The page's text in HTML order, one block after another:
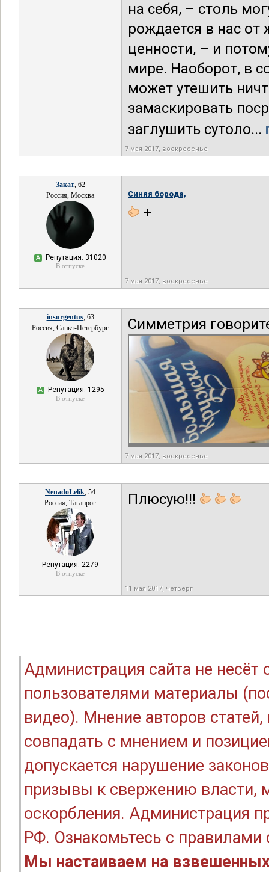
на себя, – столь
рождается в нас
ценности, – и
мире. Наоборот, в
может утешить
замаскировать
заглушить сутоло...
7 мая 2017, воскресенье
Закат, 62
Россия, Москва
А Репутация: 31020
В отпуске
Синяя борода,
+
7 мая 2017, воскресенье
insurgentus, 63
Россия, Санкт-Петербург
А Репутация: 1295
В отпуске
Симметрия
7 мая 2017, воскресенье
NenadoLelik, 54
Россия, Таганрог
Репутация: 2279
В отпуске
Плюсую!!!
11 мая 2017, четверг
Администрация сайта не
пользователями материалы
видео). Мнение авторов
совпадать с мнением и
допускается нарушение
призывы к свержению власти,
оскорбления. Администрация
РФ. Ознакомьтесь с правилами
Мы настаиваем на